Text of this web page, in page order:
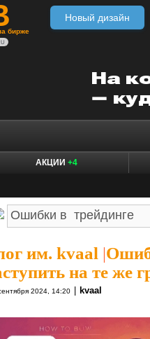
бирже
Новый дизайн
АКЦИИ +4
им. kvaal |
на те же
2024, 14:20 kvaal